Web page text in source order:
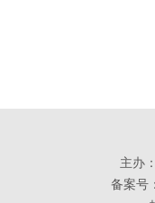
主办
备案号：